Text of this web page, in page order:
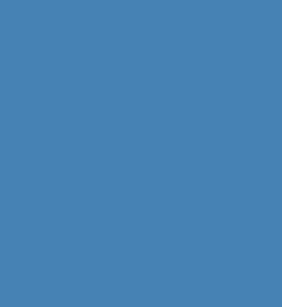
Bodrogi Richárd, a Tempus
A meetupon összesen
Németország,
A délutánt játékos
műhelymunka